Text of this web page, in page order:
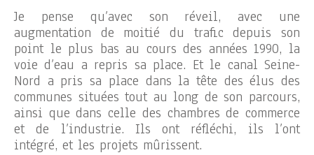
Je pense qu’avec son réveil, avec une
augmentation de moitié du trafic depuis son
point le plus bas au cours des années 1990, la
voie d’eau a repris sa place. Et le canal Seine-
Nord a pris sa place dans la tête des élus des
communes situées tout au long de son parcours,
ainsi que dans celle des chambres de commerce
et de l’industrie. Ils ont réfléchi, ils l’ont
intégré, et les projets mûrissent.